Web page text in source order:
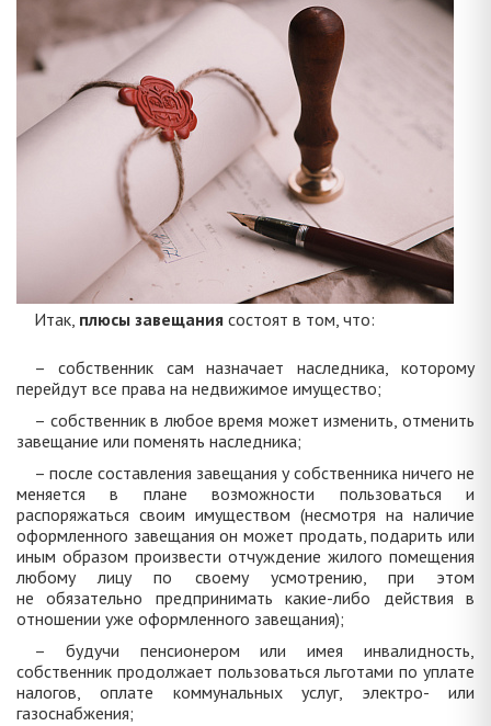
Итак, плюсы завещания состоят в том, что:
– собственник сам назначает наследника, которому
перейдут все права на недвижимое имущество;
– собственник в любое время может изменить, отменить
завещание или поменять наследника;
– после составления завещания у собственника ничего не
меняется в плане возможности пользоваться и
распоряжаться своим имуществом (несмотря на наличие
оформленного завещания он может продать, подарить или
иным образом произвести отчуждение жилого помещения
любому лицу по своему усмотрению, при этом
не обязательно предпринимать какие-либо действия в
отношении уже оформленного завещания);
– будучи пенсионером или имея инвалидность,
собственник продолжает пользоваться льготами по уплате
налогов, оплате коммунальных услуг, электро- или
газоснабжения;